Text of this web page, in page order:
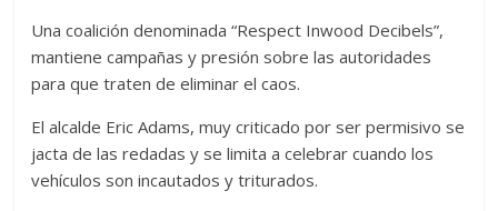
Una coalición denominada “Respect Inwood Decibels”,
mantiene campañas y presión sobre las autoridades
para que traten de eliminar el caos.
El alcalde Eric Adams, muy criticado por ser permisivo se
jacta de las redadas y se limita a celebrar cuando los
vehículos son incautados y triturados.